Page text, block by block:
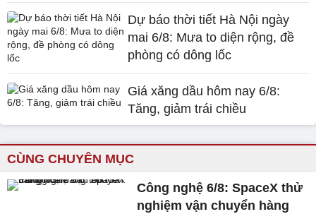
Dự báo thời tiết Hà Nội ngày
mai 6/8: Mưa to diện rộng, đề
phòng có dông lốc
Giá xăng dầu hôm nay 6/8:
Tăng, giảm trái chiều
CÙNG CHUYÊN MỤC
Công nghệ 6/8: SpaceX thử
nghiệm vận chuyển hàng